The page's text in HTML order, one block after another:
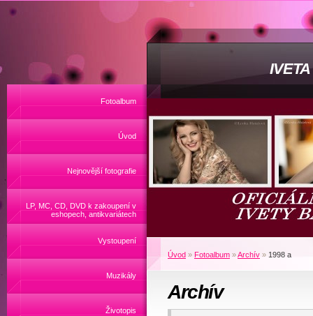
Fotoalbum
Úvod
Nejnovější fotografie
LP, MC, CD, DVD k zakoupení v
eshopech, antikvariátech
Vystoupení
Muzikály
Životopis
Úvod » Fotoalbum »Archív » 1998 a
Archív